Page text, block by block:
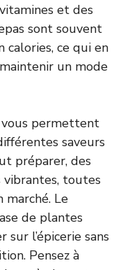
et des
sont souvent
calories, ce qui en
un mode
vous permettent
saveurs
préparer, des
vibrantes, toutes
Le
de plantes
sur l’épicerie sans
Pensez à